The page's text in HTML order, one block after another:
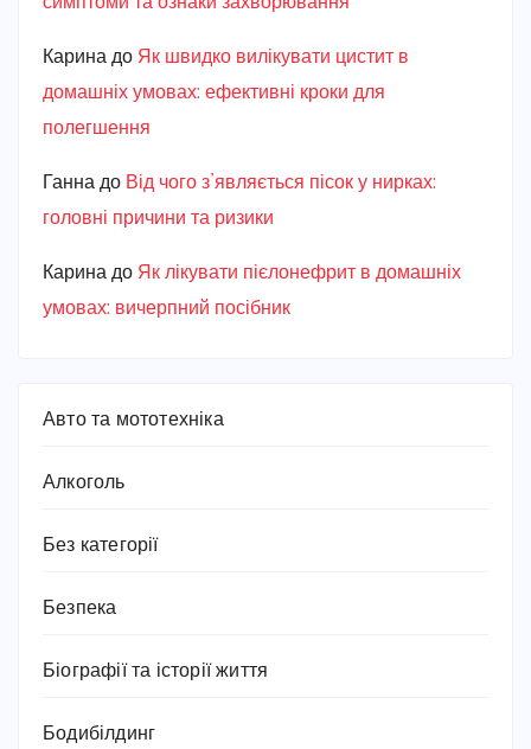
Карина до Як швидко вилікувати цистит в
домашніх умовах: ефективні кроки для
полегшення
Ганна до Від чого з’являється пісок у нирках:
головні причини та ризики
Карина до Як лікувати пієлонефрит в домашніх
умовах: вичерпний посібник
Авто та мототехніка
Алкоголь
Без категорії
Безпека
Біографії та історії життя
Бодибілдинг